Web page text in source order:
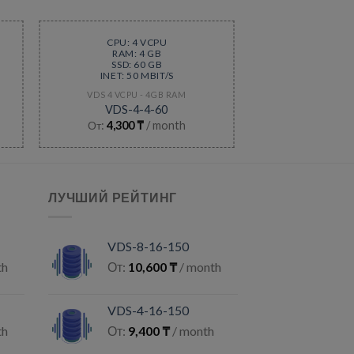
CPU: 4 VCPU
RAM: 4 GB
SSD: 60 GB
INET: 50 MBIT/S
VDS 4 VCPU - 4GB RAM
VDS-4-4-60
От: 4,300₸ / month
ЛУЧШИЙ РЕЙТИНГ
VDS-8-16-150
От: 10,600₸ / month
VDS-4-16-150
От: 9,400₸ / month